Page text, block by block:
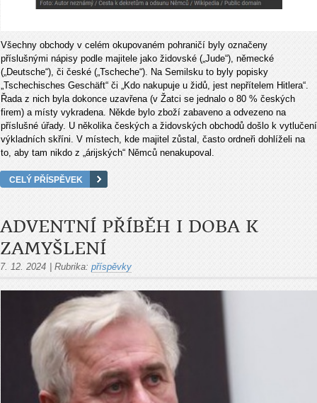
Všechny obchody v celém okupovaném pohraničí byly označeny
příslušnými nápisy podle majitele jako židovské („Jude“), německé
(„Deutsche“), či české („Tscheche“). Na Semilsku to byly popisky
„Tschechisches Geschäft“ či „Kdo nakupuje u židů, jest nepřítelem Hitlera“.
Řada z nich byla dokonce uzavřena (v Žatci se jednalo o 80 % českých
firem) a místy vykradena. Někde bylo zboží zabaveno a odvezeno na
příslušné úřady. U několika českých a židovských obchodů došlo k vytlučení
výkladních skříni. V místech, kde majitel zůstal, často ordneři dohlíželi na
to, aby tam nikdo z „árijských“ Němců nenakupoval.
CELÝ PŘÍSPĚVEK
ADVENTNÍ PŘÍBĚH I DOBA K
ZAMYŠLENÍ
7. 12. 2024 Rubrika: příspěvky